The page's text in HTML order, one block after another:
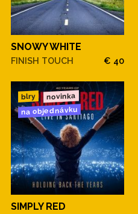
SNOWY WHITE
FINISH TOUCH € 40
blry novinka
na objednávku
SIMPLY RED